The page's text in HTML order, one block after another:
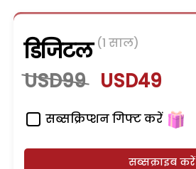
डिजिटल (1 साल)
USD99 USD49
सब्सक्रिप्शन गिफ्ट करें
सब्सक्राइब करें